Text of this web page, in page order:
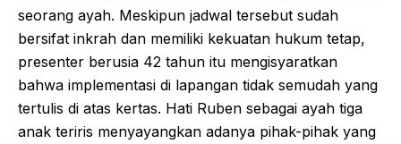
seorang ayah. Meskipun jadwal tersebut sudah
bersifat inkrah dan memiliki kekuatan hukum tetap,
presenter berusia 42 tahun itu mengisyaratkan
bahwa implementasi di lapangan tidak semudah yang
tertulis di atas kertas. Hati Ruben sebagai ayah tiga
anak teriris menyayangkan adanya pihak-pihak yang